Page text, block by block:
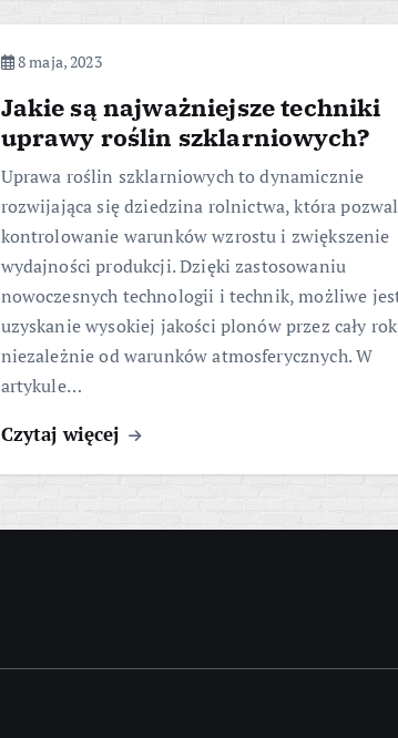
8 maja, 2023
Jakie są najważniejsze techniki
uprawy roślin szklarniowych?
Uprawa roślin szklarniowych to dynamicznie
rozwijająca się dziedzina rolnictwa, która
kontrolowanie warunków wzrostu i zwiększenie
wydajności produkcji. Dzięki zastosowaniu
nowoczesnych technologii i technik, możliwe
uzyskanie wysokiej jakości plonów przez cały
niezależnie od warunków atmosferycznych. W
artykule…
Czytaj więcej